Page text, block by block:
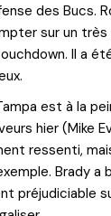
des Bucs.
sur un
Il a
est à la
hier (Mike
ressenti,
Brady a
préjudiciable